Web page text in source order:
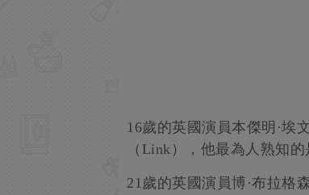
16歲的英國演員本傑明·埃
（Link），他最為人熟知
21歲的英國演員博·布拉格